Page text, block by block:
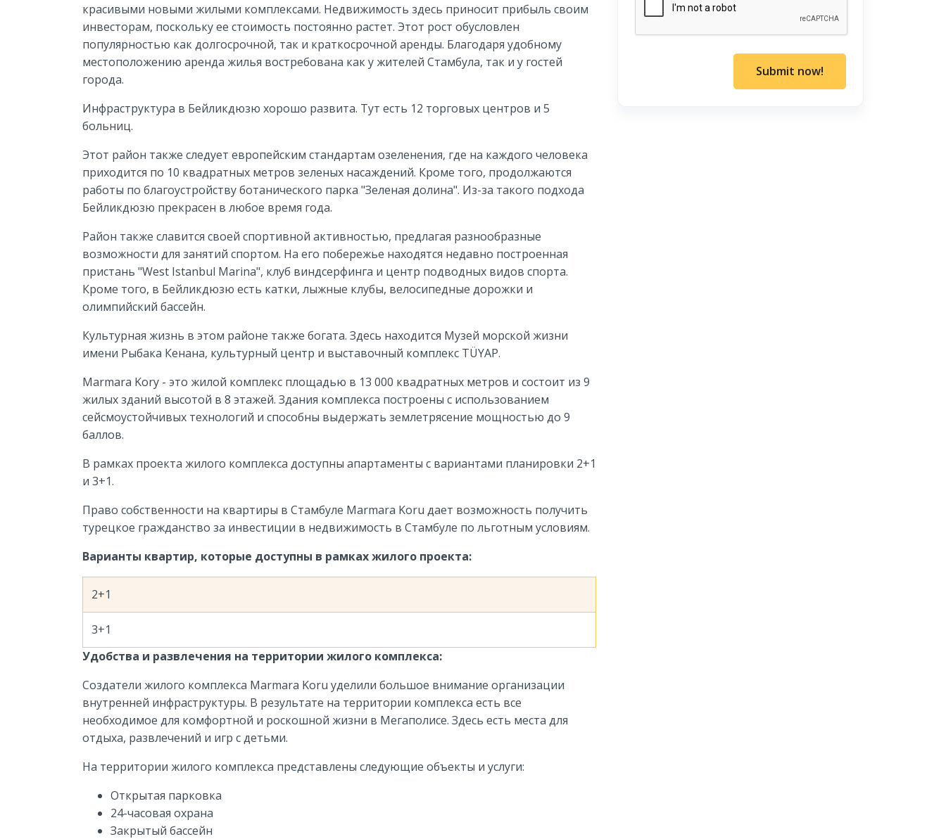
красивыми новыми жилыми комплексами. Недвижимость здесь приносит прибыль своим
инвесторам, поскольку ее стоимость постоянно растет. Этот рост обусловлен
популярностью как долгосрочной, так и краткосрочной аренды. Благодаря удобному
местоположению аренда жилья востребована как у жителей Стамбула, так и у гостей
города.
Инфраструктура в Бейликдюзю хорошо развита. Тут есть 12 торговых центров и 5
больниц.
Этот район также следует европейским стандартам озеленения, где на каждого человека
приходится по 10 квадратных метров зеленых насаждений. Кроме того, продолжаются
работы по благоустройству ботанического парка "Зеленая долина". Из-за такого подхода
Бейликдюзю прекрасен в любое время года.
Район также славится своей спортивной активностью, предлагая разнообразные
возможности для занятий спортом. На его побережье находятся недавно построенная
пристань "West Istanbul Marina", клуб виндсерфинга и центр подводных видов спорта.
Кроме того, в Бейликдюзю есть катки, лыжные клубы, велосипедные дорожки и
олимпийский бассейн.
Культурная жизнь в этом районе также богата. Здесь находится Музей морской жизни
имени Рыбака Кенана, культурный центр и выставочный комплекс TÜYAP.
Marmara Kory - это жилой комплекс площадью в 13 000 квадратных метров и состоит из 9
жилых зданий высотой в 8 этажей. Здания комплекса построены с использованием
сейсмоустойчивых технологий и способны выдержать землетрясение мощностью до 9
баллов.
В рамках проекта жилого комплекса доступны апартаменты с вариантами планировки 2+1
и 3+1.
Право собственности на квартиры в Стамбуле Marmara Koru дает возможность получить
турецкое гражданство за инвестиции в недвижимость в Стамбуле по льготным условиям.
Варианты квартир, которые доступны в рамках жилого проекта:
2+1
3+1
Удобства и развлечения на территории жилого комплекса:
Создатели жилого комплекса Marmara Koru уделили большое внимание организации
внутренней инфраструктуры. В результате на территории комплекса есть все
необходимое для комфортной и роскошной жизни в Мегаполисе. Здесь есть места для
отдыха, развлечений и игр с детьми.
На территории жилого комплекса представлены следующие объекты и услуги:
Открытая парковка
24-часовая охрана
Закрытый бассейн
Submit now!